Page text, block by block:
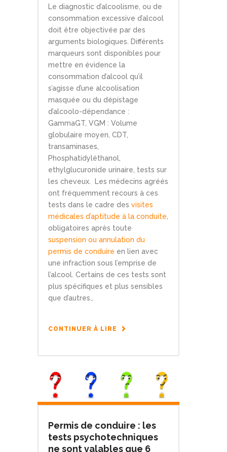
Le diagnostic d’alcoolisme, ou de
consommation excessive d’alcool
doit être objectivée par des
arguments biologiques. Différents
marqueurs sont disponibles pour
mettre en évidence la
consommation d’alcool qu’il
s’agisse d’une alcoolisation
masquée ou du dépistage
d’alcoolo-dépendance :
GammaGT, VGM : Volume
globulaire moyen, CDT,
transaminases,
Phosphatidyléthanol,
ethylglucuronide urinaire, tests sur
les cheveux. Les médecins agréés
ont fréquemment recours à ces
tests dans le cadre des visites
médicales d’aptitude à la conduite
obligatoires après toute
suspension ou annulation du
permis de conduire en lien avec
une infraction sous l’emprise de
l’alcool. Certains de ces tests sont
plus spécifiques et plus sensibles
que d’autres…
CONTINUER À LIRE
Permis de conduire : les
tests psychotechniques
ne sont valables que 6